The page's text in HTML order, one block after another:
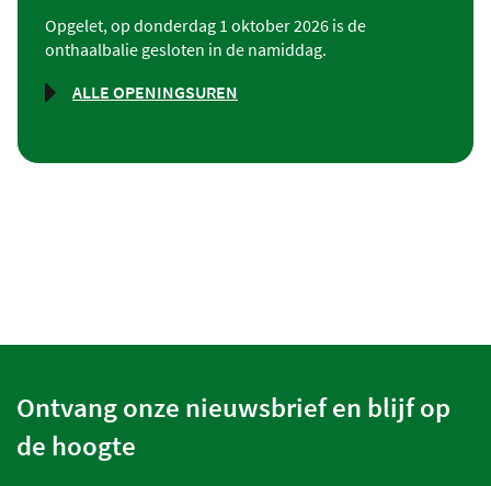
Opgelet, op donderdag 1 oktober 2026 is de
onthaalbalie gesloten in de namiddag.
ALLE OPENINGSUREN
Ontvang onze nieuwsbrief en blijf op
de hoogte